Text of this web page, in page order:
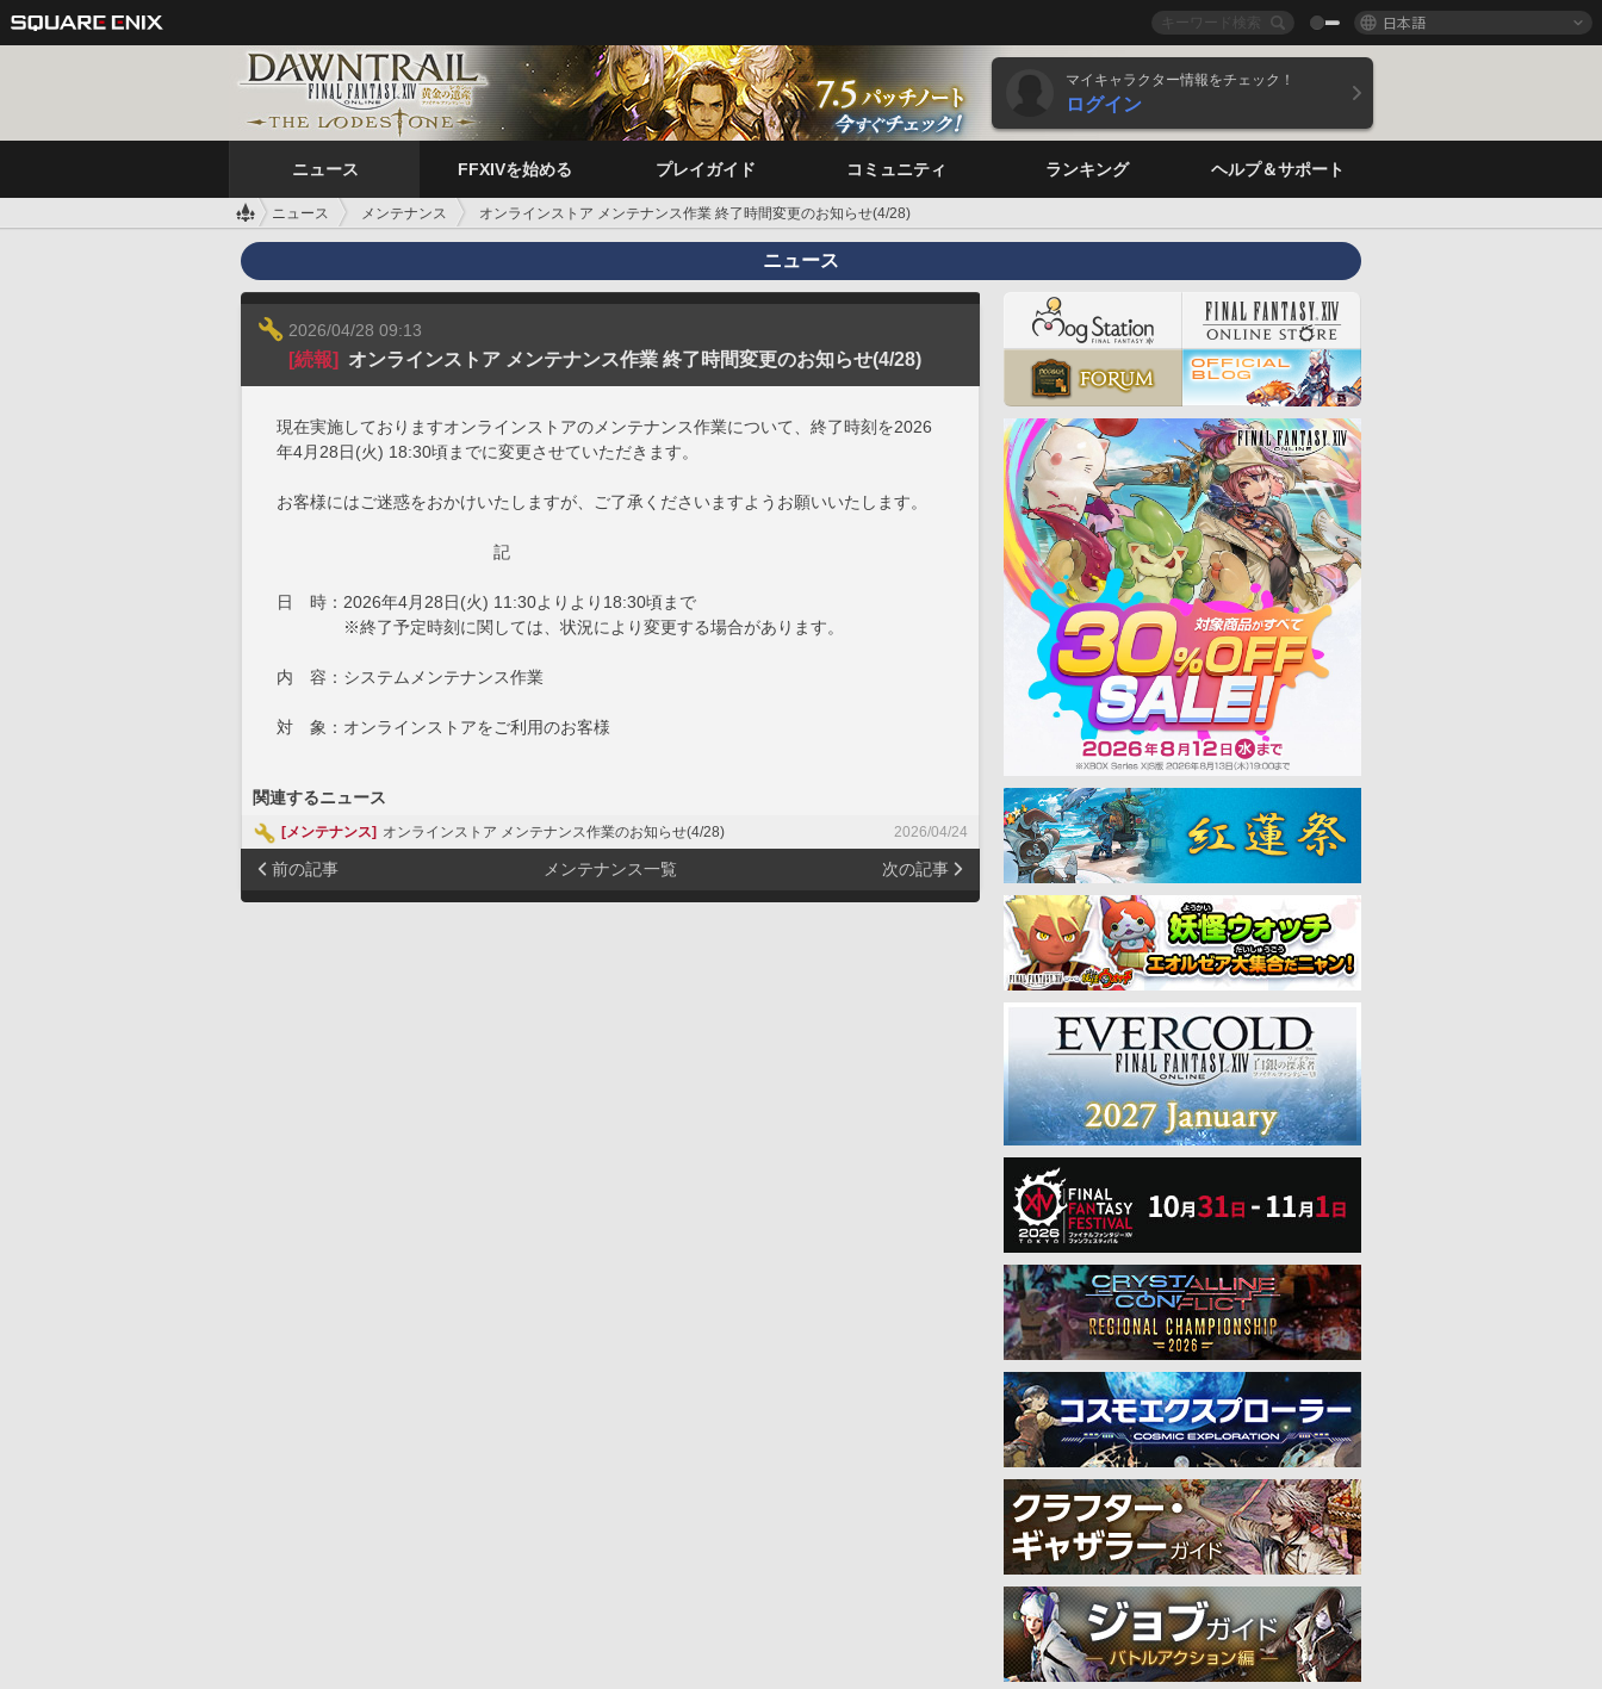
日本語
マイキャラクター情報をチェック！
ログイン
ニュース FFXIVを始める プレイガイド コミュニティ ランキング ヘルプ＆サポート
ニュース メンテナンス オンラインストア メンテナンス作業 終了時間変更のお知らせ(4/28)
ニュース
2026/04/28 09:13
[続報] オンラインストア メンテナンス作業 終了時間変更のお知らせ(4/28)
現在実施しておりますオンラインストアのメンテナンス作業について、終了時刻を2026
年4月28日(火) 18:30頃までに変更させていただきます。
お客様にはご迷惑をおかけいたしますが、ご了承くださいますようお願いいたします。
記
日 時：2026年4月28日(火) 11:30よりより18:30頃まで
※終了予定時刻に関しては、状況により変更する場合があります。
内 容：システムメンテナンス作業
対 象：オンラインストアをご利用のお客様
関連するニュース
[メンテナンス] オンラインストア メンテナンス作業のお知らせ(4/28) 2026/04/24
前の記事 メンテナンス一覧 次の記事